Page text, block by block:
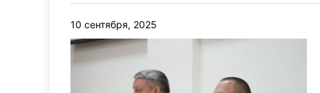
10 сентября, 2025